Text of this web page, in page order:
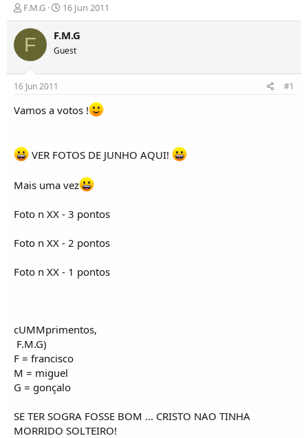
I
n
i
i
d
o
r
d
ó
c
s
F.M.G
D
a
t
d
í
c
16 Jun 2011
F F.M.G
Guest
16 Jun 2011 #1
Vamos a votos !
VER FOTOS DE JUNHO AQUI!
Mais uma vez
Foto n XX - 3 pontos
Foto n XX - 2 pontos
Foto n XX - 1 pontos
cUMMprimentos,
F.M.G)
F = francisco
M = miguel
G = gonçalo
SE TER SOGRA FOSSE BOM ... CRISTO NAO TINHA
MORRIDO SOLTEIRO!